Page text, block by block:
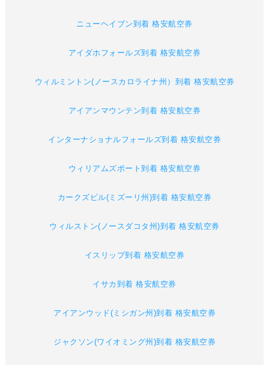
ニューヘイブン到着 格安航空券
アイダホフォールズ到着 格安航空券
ウィルミントン(ノースカロライナ州）到着 格安航空券
アイアンマウンテン到着 格安航空券
インターナショナルフォールズ到着 格安航空券
ウィリアムズポート到着 格安航空券
カークズビル(ミズーリ州)到着 格安航空券
ウィルストン(ノースダコタ州)到着 格安航空券
イスリップ到着 格安航空券
イサカ到着 格安航空券
アイアンウッド(ミシガン州)到着 格安航空券
ジャクソン(ワイオミング州)到着 格安航空券